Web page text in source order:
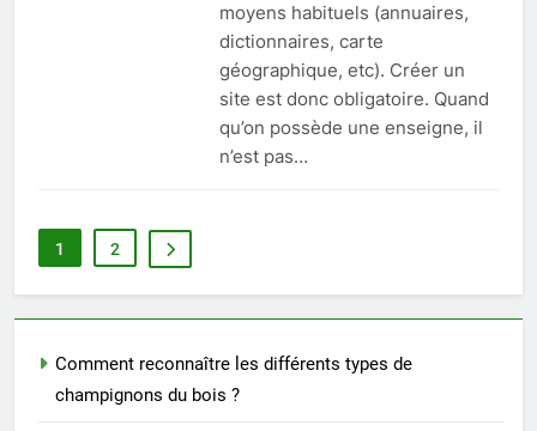
moyens habituels (annuaires,
dictionnaires, carte
géographique, etc). Créer un
site est donc obligatoire. Quand
qu’on possède une enseigne, il
n’est pas…
1 2
Comment reconnaître les différents types de
champignons du bois ?